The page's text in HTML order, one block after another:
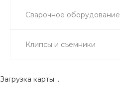
Сварочное оборудование
Клипсы и съемники
Загрузка карты ...